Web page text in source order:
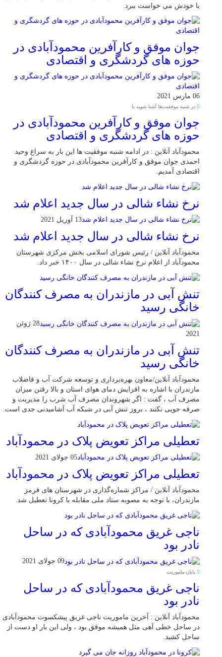
با خودش می خواست ببرد.
جوان موفق و کارآفرین محمودآبادی در
حوزه های گردشگری و اقتصادی
06 مارس 2021
در شنبه موفقیت‌ها آشنا شوید با:
جوان موفق و کارآفرین محمودآبادی در
حوزه های گردشگری و اقتصادی
محمودآباد آنلاین : در ادامه شنبه موفقیت ها این بار به سراغ وحید
احمدی جوان موفق و کارآفرین محمودآبادی در حوزه گردشگری و
اقتصادی آمدیم.
نرخ نشاء شالی در سال جدید اعلام شد
13 آوریل 2021
نرخ نشاء شالی در سال جدید اعلام شد
محمودآباد آنلاین / رئیس شورای اسلامی بخش مرکزی شهرستان
محمودآباد از اعلام نرخ نشاء شالی در سال ۱۴۰۰ خبر داد.
تنش آبی در مازندران به مصرف كنندگان
خانگی رسيد
28 ژوئن
2021
تنش آبی در مازندران به مصرف كنندگان
خانگی رسيد
محمودآباد آنلاین/معاون بهره‌برداری و توسعه شرکت آب و فاضلاب
مازندران با اشاره به افزایش دمای هوای استان و بالا رفتن میزان
مصرف آب ، گفت : اگر شهروندان مصرف آب شرب را مدیریت و
صرفه جویی نکنند ، بروز تنش آبی در شبکه آب آشامیدنی جدی است.
تعطیلی مراکز تعویض پلاک در محمودآباد
05 جولای 2021
تعطیلی مراکز تعویض پلاک در محمودآباد
محمودآباد آنلاین / مراکز شماره‌گذاری در شهر‌ستان های قرمز
مازندران، با توجه به مصوبه ستاد ملی مقابله با کرونا تعطیل شد.
ناجی غریق محمودآبادی که در ساحل
نادر بود
09 جولای 2021
پایان ماموریت
ناجی غریق محمودآبادی که در ساحل
نادر بود
محمودآباد آنلاین : آخرین ماموریت ناجی غریق پیشکسوت محمودآبادی
در ساحل خطی آهی مثل همیشه موفق بود ، ولی این بار او دست از
ساحل کشید.